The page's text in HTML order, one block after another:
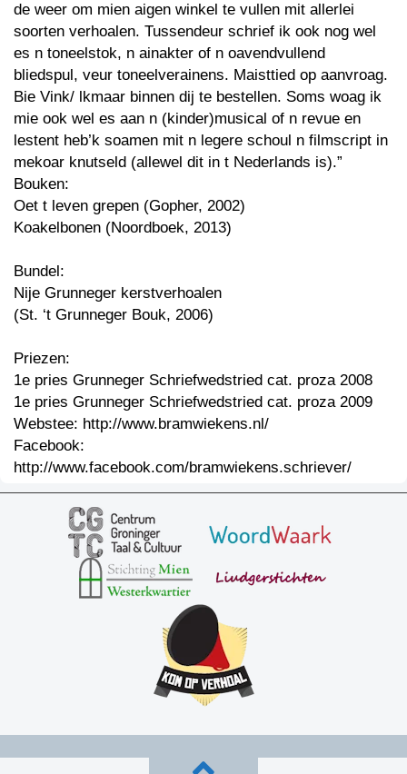
de weer om mien aigen winkel te vullen mit allerlei
soorten verhoalen. Tussendeur schrief ik ook nog wel
es n toneelstok, n ainakter of n oavendvullend
bliedspul, veur toneelverainens. Maisttied op aanvroag.
Bie Vink/ lkmaar binnen dij te bestellen. Soms woag ik
mie ook wel es aan n (kinder)musical of n revue en
lestent heb’k soamen mit n legere schoul n filmscript in
mekoar knutseld (allewel dit in t Nederlands is).”
Bouken:
Oet t leven grepen (Gopher, 2002)
Koakelbonen (Noordboek, 2013)
Bundel:
Nije Grunneger kerstverhoalen
(St. ‘t Grunneger Bouk, 2006)
Priezen:
1e pries Grunneger Schriefwedstried cat. proza 2008
1e pries Grunneger Schriefwedstried cat. proza 2009
Webstee: http://www.bramwiekens.nl/
Facebook:
http://www.facebook.com/bramwiekens.schriever/